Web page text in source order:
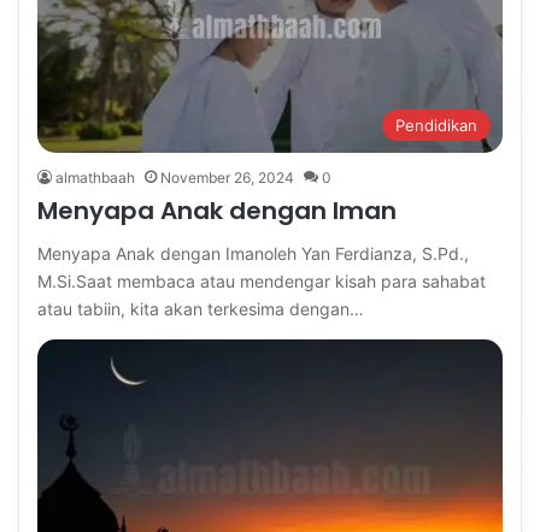
Pendidikan
almathbaah November 26, 2024 0
Menyapa Anak dengan Iman
Menyapa Anak dengan Imanoleh Yan Ferdianza, S.Pd.,
M.Si.Saat membaca atau mendengar kisah para sahabat
atau tabiin, kita akan terkesima dengan…